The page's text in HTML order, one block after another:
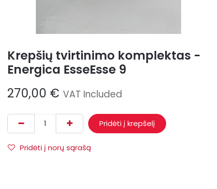
Krepšių tvirtinimo komplektas -
Energica EsseEsse 9
270,00 € VAT Included
Pridėti į krepšelį
Pridėti į norų sąrašą